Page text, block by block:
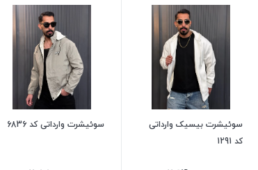
سوئیشرت بیسیک وارداتی
کد 1291
سوئیشرت وارداتی کد 6836